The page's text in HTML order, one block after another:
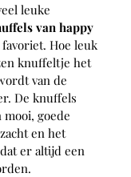
leuke
van happy
Hoe leuk
knuffeltje het
van de
De knuffels
goede
en het
er altijd een